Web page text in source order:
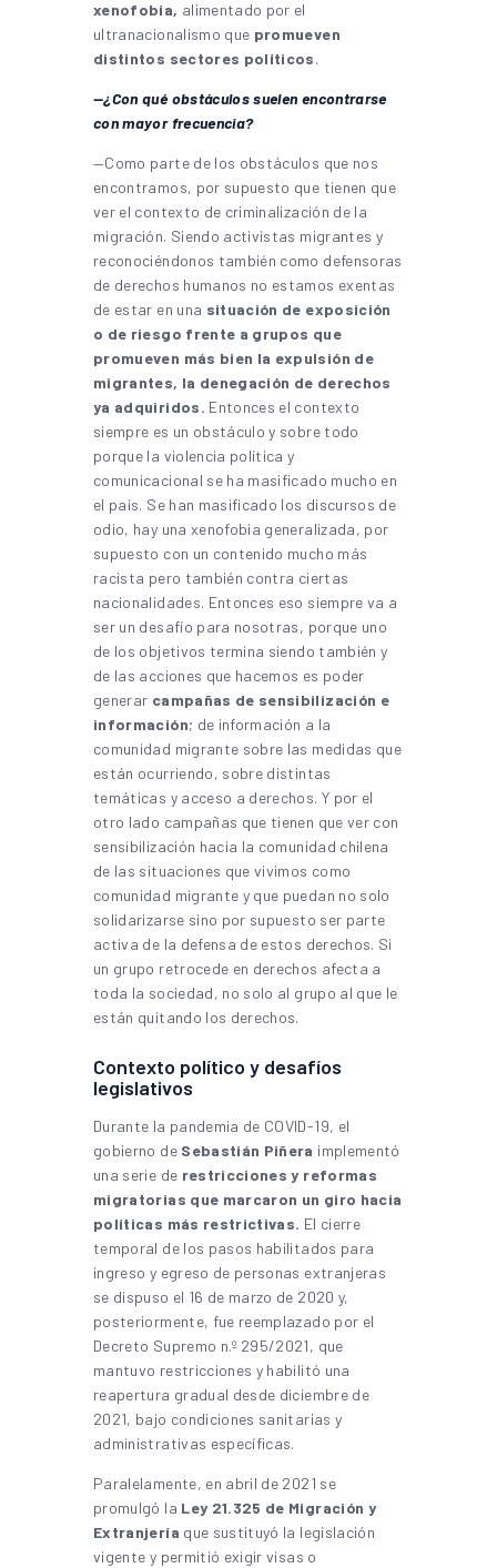
xenofobia, alimentado por el
ultranacionalismo que promueven
distintos sectores políticos.
—¿Con qué obstáculos suelen encontrarse
con mayor frecuencia?
—Como parte de los obstáculos que nos
encontramos, por supuesto que tienen que
ver el contexto de criminalización de la
migración. Siendo activistas migrantes y
reconociéndonos también como defensoras
de derechos humanos no estamos exentas
de estar en una situación de exposición
o de riesgo frente a grupos que
promueven más bien la expulsión de
migrantes, la denegación de derechos
ya adquiridos. Entonces el contexto
siempre es un obstáculo y sobre todo
porque la violencia política y
comunicacional se ha masificado mucho en
el país. Se han masificado los discursos de
odio, hay una xenofobia generalizada, por
supuesto con un contenido mucho más
racista pero también contra ciertas
nacionalidades. Entonces eso siempre va a
ser un desafío para nosotras, porque uno
de los objetivos termina siendo también y
de las acciones que hacemos es poder
generar campañas de sensibilización e
información; de información a la
comunidad migrante sobre las medidas que
están ocurriendo, sobre distintas
temáticas y acceso a derechos. Y por el
otro lado campañas que tienen que ver con
sensibilización hacia la comunidad chilena
de las situaciones que vivimos como
comunidad migrante y que puedan no solo
solidarizarse sino por supuesto ser parte
activa de la defensa de estos derechos. Si
un grupo retrocede en derechos afecta a
toda la sociedad, no solo al grupo al que le
están quitando los derechos.
Contexto político y desafíos
legislativos
Durante la pandemia de COVID-19, el
gobierno de Sebastián Piñera implementó
una serie de restricciones y reformas
migratorias que marcaron un giro hacia
políticas más restrictivas. El cierre
temporal de los pasos habilitados para
ingreso y egreso de personas extranjeras
se dispuso el 16 de marzo de 2020 y,
posteriormente, fue reemplazado por el
Decreto Supremo n.º 295/2021, que
mantuvo restricciones y habilitó una
reapertura gradual desde diciembre de
2021, bajo condiciones sanitarias y
administrativas específicas.
Paralelamente, en abril de 2021 se
promulgó la Ley 21.325 de Migración y
Extranjería que sustituyó la legislación
vigente y permitió exigir visas o